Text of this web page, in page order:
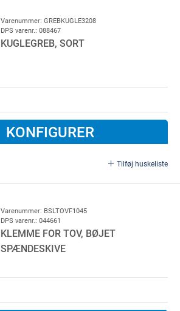
Varenummer: GREBKUGLE3208
DPS varenr.: 088467
KUGLEGREB, SORT
KONFIGURER
Tilføj huskeliste
Varenummer: BSLTOVF1045
DPS varenr.: 044661
KLEMME FOR TOV, BØJET
SPÆNDESKIVE